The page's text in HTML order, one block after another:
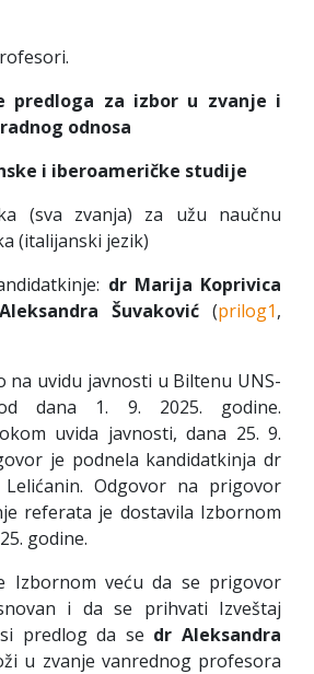
predloga za izbor u zvanje i
odnosa
i iberoameričke studije
(sva zvanja) za užu naučnu
(italijanski jezik)
dr Marija Koprivica
Šuvaković(prilog1,
na uvidu javnosti u Biltenu UNS-
dana 1. 9. 2025. godine.
uvida javnosti, dana 25. 9.
je podnela kandidatkinja dr
Odgovor na prigovor
referata je dostavila Izbornom
godine.
Izbornom veću da se prigovor
i da se prihvati Izveštaj
predlog da se dr Aleksandra
u zvanje vanrednog profesora